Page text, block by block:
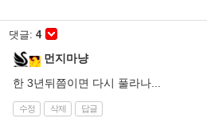
댓글: 4
먼지마냥
한 3년뒤쯤이면 다시 풀라나...
수정 삭제 답글